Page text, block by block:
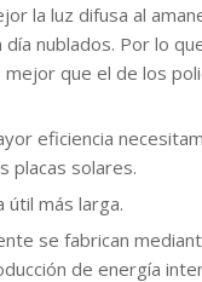
la luz difusa al
nublados. Por lo
que el de los
eficiencia
placas solares.
útil más larga.
se fabrican
de energía